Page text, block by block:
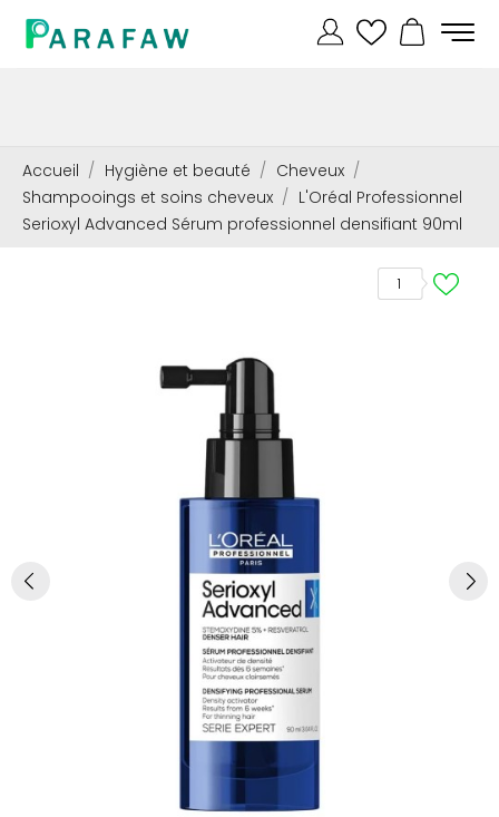
Accueil Hygiène et beauté
Cheveux
Shampooings et soins cheveux
L'Oréal Professionnel
Serioxyl Advanced Sérum professionnel densifiant 90ml
1